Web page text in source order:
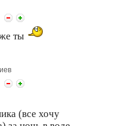
ты
(все хочу